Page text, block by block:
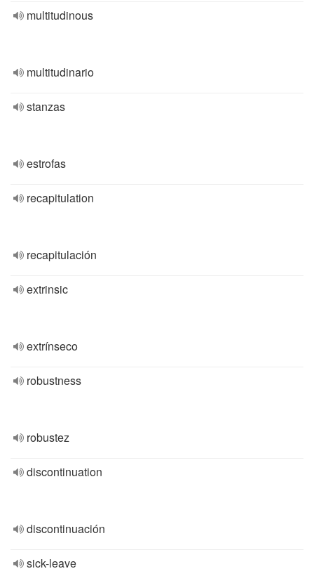
multitudinous
multitudinario
stanzas
estrofas
recapitulation
recapitulación
extrinsic
extrínseco
robustness
robustez
discontinuation
discontinuación
sick-leave